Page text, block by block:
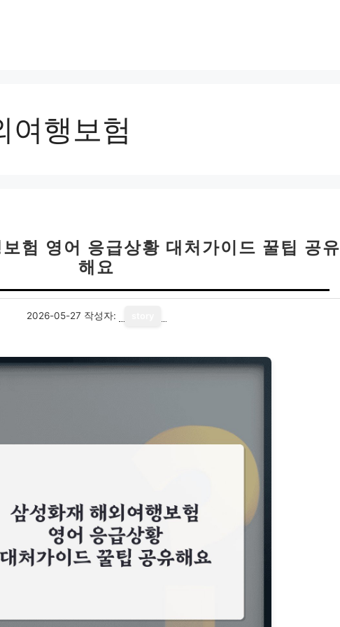
여행보험
험 영어 응급상황 대처가이드 꿀팁 공유
해요
2026-05-27 작성자: